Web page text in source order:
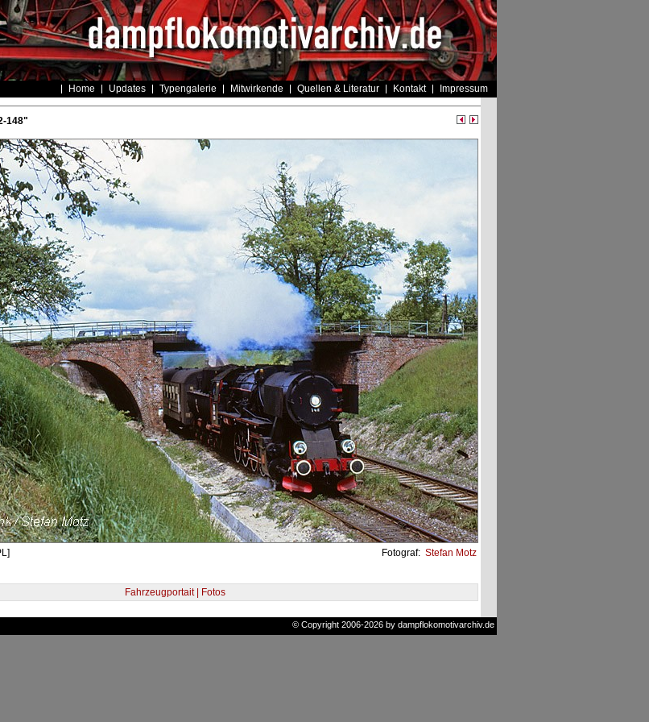
Home Updates Typengalerie Mitwirkende Quellen & Literatur Kontakt Impressum
148"
Fotograf: Stefan Motz
Fahrzeugportait | Fotos
© Copyright 2006-2026 by dampflokomotivarchiv.de